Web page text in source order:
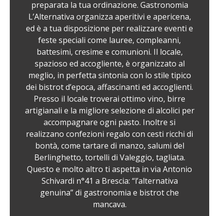
preparata la tua ordinazione. Gastronomia
L’Alternativa organizza aperitivi e apericena,
ed è a tua disposizione per realizzare eventi e
feste speciali come lauree, compleanni,
battesimi, cresime e comunioni. Il locale,
spazioso ed accogliente, è organizzato al
meglio, in perfetta sintonia con lo stile tipico
dei bistrot d’epoca, affascinanti ed accoglienti.
Presso il locale troverai ottimo vino, birre
artigianali e la migliore selezione di alcolici per
accompagnare ogni pasto. Inoltre si
realizzano confezioni regalo con cesti ricchi di
bontà, come tartare di manzo, salumi del
Berlinghetto, tortelli di Valeggio, tagliata.
Questo e molto altro ti aspetta in via Antonio
Schivardi n°41 a Brescia: “l’alternativa
genuina” di gastronomia e bistrot che
mancava.